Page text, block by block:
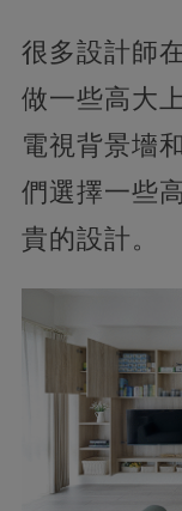
很多設計師
做一些高大
電視背景墻
們選擇一些
貴的設計。